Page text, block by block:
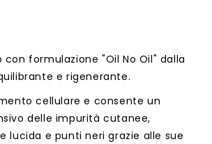
formulazione "Oil No Oil" dalla
e rigenerante.
cellulare e consente un
delle impurità cutanee,
lucida e punti neri grazie alle sue